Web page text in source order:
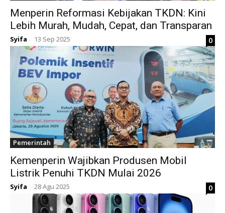
Menperin Reformasi Kebijakan TKDN: Kini
Lebih Murah, Mudah, Cepat, dan Transparan
Syifa - 13 Sep 2025 0
Pemerintah
Kemenperin Wajibkan Produsen Mobil
Listrik Penuhi TKDN Mulai 2026
Syifa - 28 Agu 2025 0